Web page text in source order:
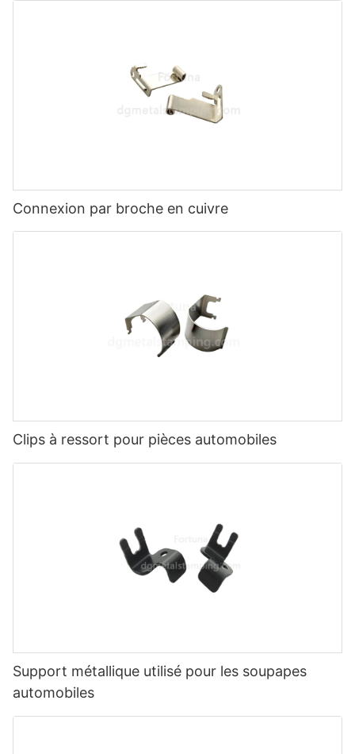
Connexion par broche en cuivre
Clips à ressort pour pièces automobiles
Support métallique utilisé pour les soupapes
automobiles